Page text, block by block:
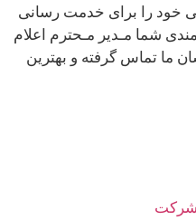
خود را برای خدمت رسانی
شما مـدیر مـحترم اعلام
ما تماس گرفته و بهترین